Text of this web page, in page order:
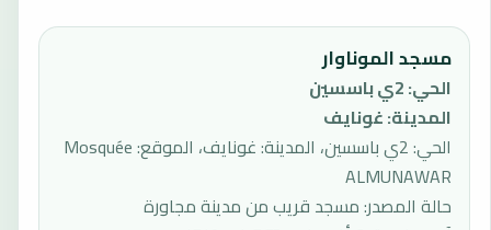
مسجد الموناوار
الحي:2ي باسسين
المدينة:غونايف
الحي: 2ي باسسين، المدينة: غونايف، الموقع: Mosquée
ALMUNAWAR
حالة المصدر:مسجد قريب من مدينة مجاورة